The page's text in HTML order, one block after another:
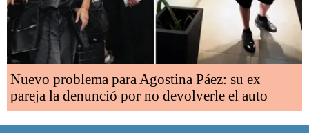
Nuevo problema para Agostina Páez: su ex
pareja la denunció por no devolverle el auto